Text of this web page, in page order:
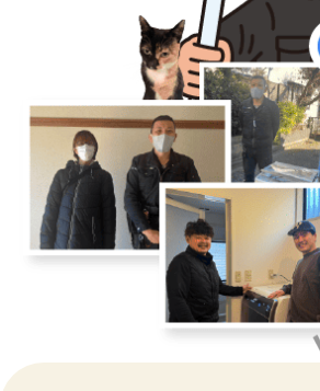
お問い合わせ・回収のご依